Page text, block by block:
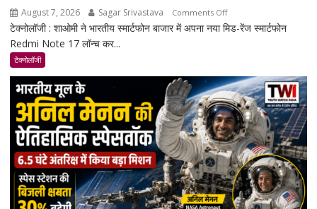
August 7, 2026 Sagar Srivastava Comments Offon
Redmi
में
लॉन्च:
8,000mAh
बैटरी,
120Hz
AMOLED
डिस्प्ले
और
टेक्नोलॉजी : शाओमी ने भारतीय स्मार्टफोन बाजार में अपना नया मिड-रेंज स्मार्टफोन
Redmi Note 17 लॉन्च कर...
टेक्नोलॉजी